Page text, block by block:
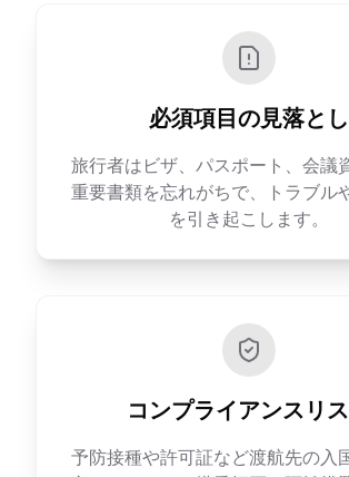
必須項目の見落とし
旅行者はビザ、パスポート、会議
重要書類を忘れがちで、トラブル
を引き起こします。
コンプライアンスリ
予防接種や許可証など渡航先の入